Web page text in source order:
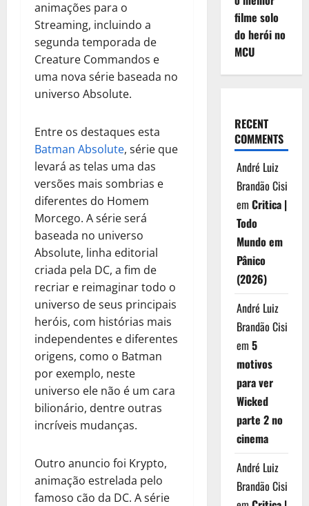
animações para o
Streaming, incluindo a
segunda temporada de
Creature Commandos e
uma nova série baseada no
universo Absolute.
Entre os destaques esta
Batman Absolute, série que
levará as telas uma das
versões mais sombrias e
diferentes do Homem
Morcego. A série será
baseada no universo
Absolute, linha editorial
criada pela DC, a fim de
recriar e reimaginar todo o
universo de seus principais
heróis, com histórias mais
independentes e diferentes
origens, como o Batman
por exemplo, neste
universo ele não é um cara
bilionário, dentre outras
incríveis mudanças.
Outro anuncio foi Krypto,
animação estrelada pelo
famoso cão da DC. A série
filme solo
do herói no
MCU
RECENT
COMMENTS
André Luiz
Brandão Cisi
em Critica |
Todo
Mundo em
Pânico
(2026)
André Luiz
Brandão Cisi
em 5
motivos
para ver
Wicked
parte 2 no
cinema
André Luiz
Brandão Cisi